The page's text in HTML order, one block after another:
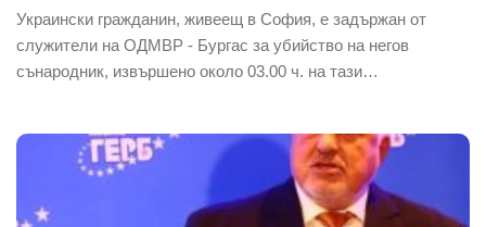
Украински гражданин, живеещ в София, е задържан от
служители на ОДМВР - Бургас за убийство на негов
сънародник, извършено около 03.00 ч. на тази…